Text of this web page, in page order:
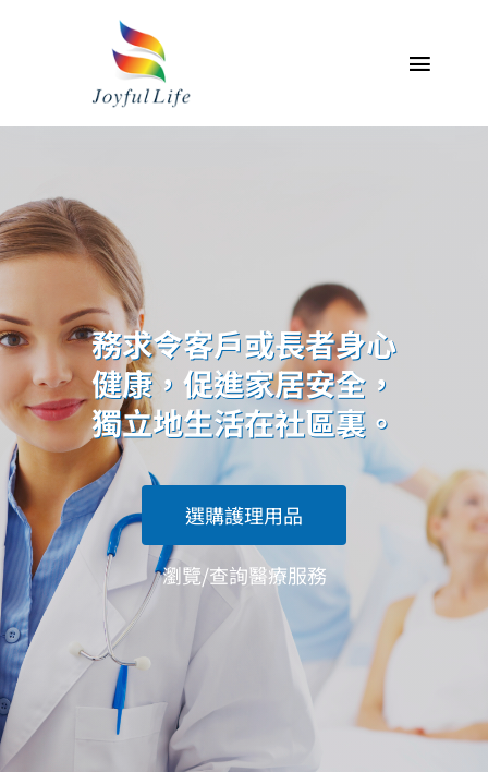
Toggle
關於我們
專業服務介紹
產品
聯絡我們
我的帳戶
購物車
務求令客戶或長者身心
健康，促進家居安全，
獨立地生活在社區裏。
選購護理用品
瀏覽/查詢醫療服務